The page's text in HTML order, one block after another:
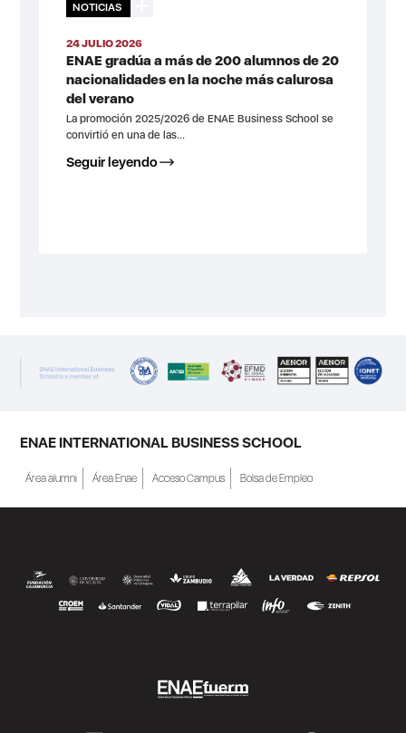
NOTICIAS
24 JULIO 2026
ENAE gradúa a más de 200 alumnos de 20
nacionalidades en la noche más calurosa
del verano
La promoción 2025/2026 de ENAE Business School se
convirtió en una de las...
Seguir leyendo
ENAE INTERNATIONAL BUSINESS SCHOOL
Área alumni Área Enae Acceso Campus Bolsa de Empleo